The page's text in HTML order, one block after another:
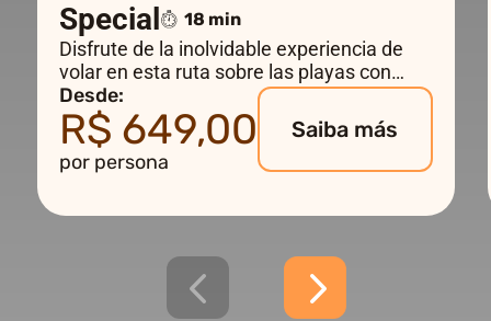
Special 18 min
Disfrute de la inolvidable experiencia de
volar en esta ruta sobre las playas con
sensacionales vistas hasta el mayor
monumento de Rio de Janeiro – el Cristo
Redentor.
Desde:
R$ 649,00
por persona
Saiba más